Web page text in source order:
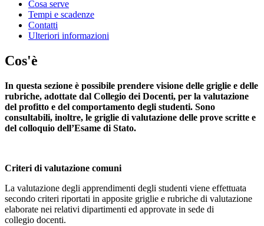
Cosa serve
Tempi e scadenze
Contatti
Ulteriori informazioni
Cos'è
In questa sezione è possibile prendere visione delle griglie e delle
rubriche, adottate dal Collegio dei Docenti, per la valutazione
del profitto e del comportamento degli studenti. Sono
consultabili, inoltre, le griglie di valutazione delle prove scritte e
del colloquio dell’Esame di Stato.
Criteri di valutazione comuni
La valutazione degli apprendimenti degli studenti viene effettuata
secondo criteri riportati in apposite griglie e rubriche di valutazione
elaborate nei relativi dipartimenti ed approvate in sede di
collegio docenti.